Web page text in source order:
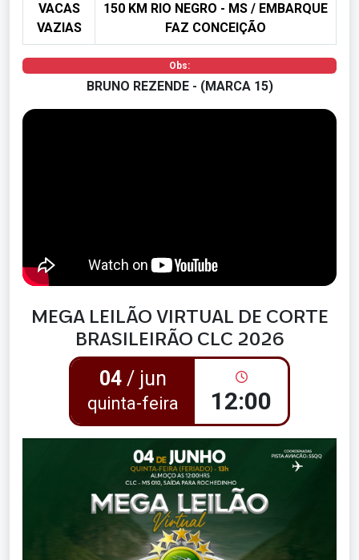
VACAS
VAZIAS
150 KM RIO NEGRO - MS / EMBARQUE
FAZ CONCEIÇÃO
Obs:
BRUNO REZENDE - (MARCA 15)
MEGA LEILÃO VIRTUAL DE CORTE
BRASILEIRÃO CLC 2026
04 / jun
quinta-feira 12:00